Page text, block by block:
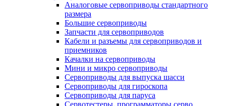
Аналоговые сервоприводы стандартного
размера
Большие сервоприводы
Запчасти для сервоприводов
Кабели и разъемы для сервоприводов и
приемников
Качалки на сервоприводы
Мини и микро сервоприводы
Сервоприводы для выпуска шасси
Сервоприводы для гироскопа
Сервоприводы для паруса
Сервотестеры, программаторы серво